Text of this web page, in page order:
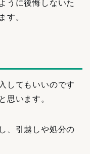
うに後悔しないた
す。
してもいいのです
思います。
、引越しや処分の